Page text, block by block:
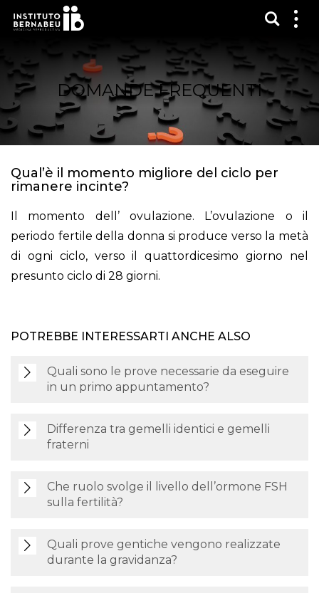
DOMANDE FREQUENTI
Qual’è il momento migliore del ciclo per
rimanere incinte?
Il momento dell’ ovulazione. L’ovulazione o il
periodo fertile della donna si produce verso la metà
di ogni ciclo, verso il quattordicesimo giorno nel
presunto ciclo di 28 giorni.
POTREBBE INTERESSARTI ANCHE ALSO
Quali sono le prove necessarie da eseguire
in un primo appuntamento?
Differenza tra gemelli identici e gemelli
fraterni
Che ruolo svolge il livello dell’ormone FSH
sulla fertilità?
Quali prove gentiche vengono realizzate
durante la gravidanza?